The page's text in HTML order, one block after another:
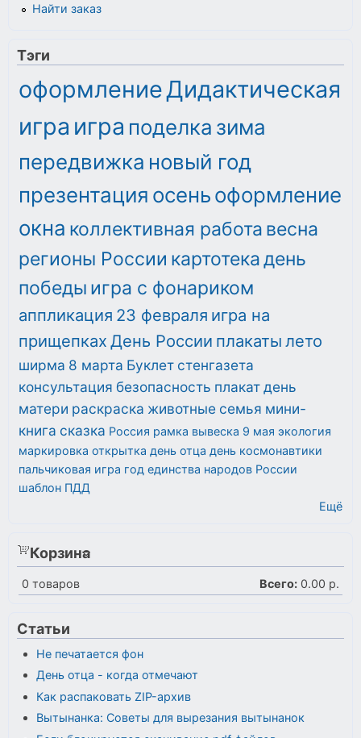
Найти заказ
Тэги
оформлениеДидактическая
игра игра поделка зима
передвижка новый год
презентация осеньоформление
окна коллективная работа весна
регионы России картотекадень
победы игра с фонариком
аппликация 23 февраля игра на
прищепках День России плакаты лето
ширма 8 марта Буклет стенгазета
консультация безопасность плакатдень
матери раскраска животные семья мини-
книга сказка Россия рамка вывеска 9 мая экология
маркировка открытка день отца день космонавтики
пальчиковая игра год единства народов России
шаблон ПДД
Ещё
Корзина
0 товаров Всего: 0.00 р.
Статьи
Не печатается фон
День отца - когда отмечают
Как распаковать ZIP-архив
Вытынанка: Советы для вырезания вытынанок